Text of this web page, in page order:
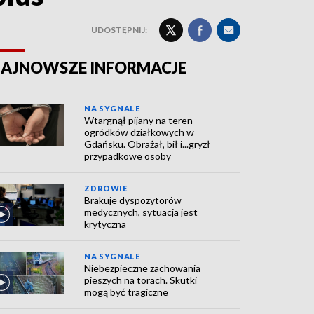
UDOSTĘPNIJ:
INFORMACJE
NA SYGNALE
Wtargnął pijany na teren
ogródków działkowych w
Gdańsku. Obrażał, bił i...gryzł
przypadkowe osoby
ZDROWIE
Brakuje dyspozytorów
medycznych, sytuacja jest
krytyczna
NA SYGNALE
Niebezpieczne zachowania
pieszych na torach. Skutki
mogą być tragiczne